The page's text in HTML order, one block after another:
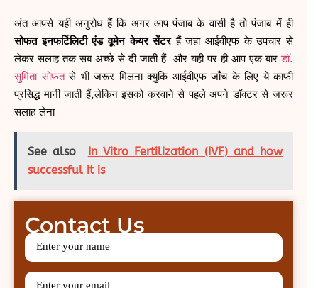
अंत आपसे यही अनुरोध हैं कि अगर आप पंजाब के वासी है तो पंजाब में ही
सोफत इनफर्टिलिटी एंड वूमेन केयर सेंटर हैं जहा आईवीएफ के उपचार से
लेकर सलाह तक सब अच्छे से दी जाती हैं और यही पर ही आप एक बारडॉ.
सुमिता सोफतसे भी जरूर मिलना क्युकि आईवीएफ जाँच के लिए ये काफी
प्रसिद्ध मानी जाती हैं,लेकिन इसको करवाने से पहले अपने डॉक्टर से जरूर
सलाह लेना
See also
In Vitro Fertilization (IVF) and how
successful it is
Contact Us